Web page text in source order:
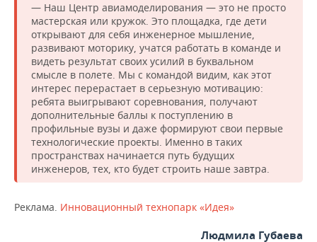
— Наш Центр авиамоделирования — это не просто
мастерская или кружок. Это площадка, где дети
открывают для себя инженерное мышление,
развивают моторику, учатся работать в команде и
видеть результат своих усилий в буквальном
смысле в полете. Мы с командой видим, как этот
интерес перерастает в серьезную мотивацию:
ребята выигрывают соревнования, получают
дополнительные баллы к поступлению в
профильные вузы и даже формируют свои первые
технологические проекты. Именно в таких
пространствах начинается путь будущих
инженеров, тех, кто будет строить наше завтра.
Реклама. Инновационный технопарк «Идея»
Людмила Губаева